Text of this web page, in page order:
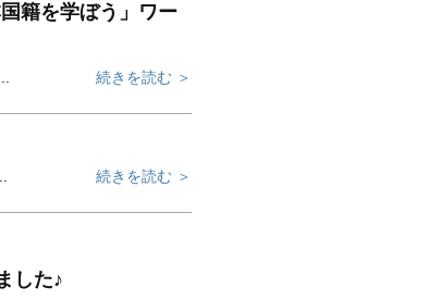
籍を学ぼう」ワー
続きを読む ＞
続きを読む ＞
した♪